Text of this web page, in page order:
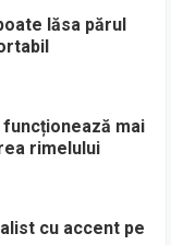
lăsa părul
mai
rimelului
cu accent pe